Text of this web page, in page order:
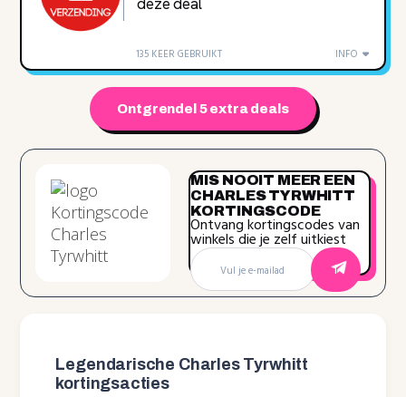
135 KEER GEBRUIKT INFO
Ontgrendel 5 extra deals
MIS NOOIT MEER EEN
CHARLES TYRWHITT
KORTINGSCODE
Ontvang kortingscodes van
winkels die je zelf uitkiest
Legendarische Charles Tyrwhitt
kortingsacties